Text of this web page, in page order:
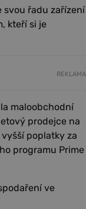
svou řadu zařízení
kteří si je
REKLAMA
maloobchodní
prodejce na
poplatky za
programu Prime
ve